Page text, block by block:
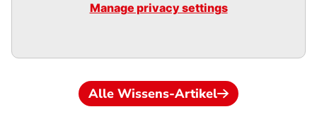
Manage privacy settings
Alle Wissens-Artikel